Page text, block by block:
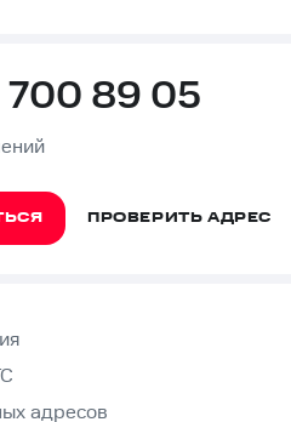
89 05
ПРОВЕРИТЬ АДРЕС
адресов